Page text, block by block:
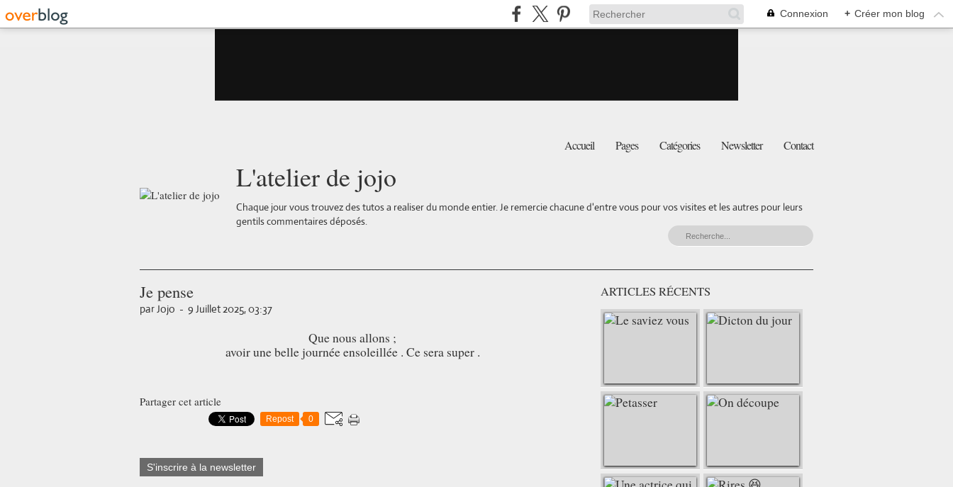
Connexion + Créer mon blog
Accueil Pages Catégories Newsletter Contact
L'atelier de jojo
Chaque jour vous trouvez des tutos a realiser du monde entier. Je remercie chacune d'entre vous pour vos visites et les autres pour leurs
gentils commentaires déposés.
Je pense
par Jojo - 9 Juillet 2025, 03:37
Que nous allons ;
avoir une belle journée ensoleillée . Ce sera super .
Partager cet article
Repost 0
S'inscrire à la newsletter
ARTICLES RÉCENTS